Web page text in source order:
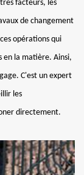
facteurs, les
de changement
opérations qui
en la matière. Ainsi,
C'est un expert
les
directement.